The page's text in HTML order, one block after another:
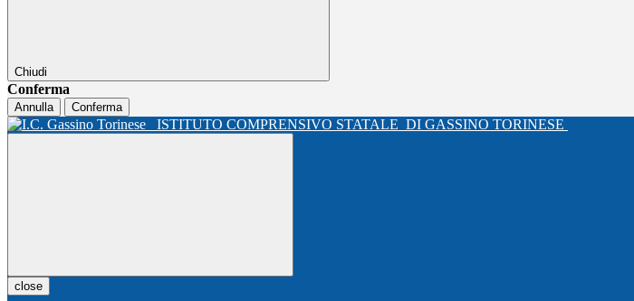
Chiudi
Conferma
Annulla Conferma
ISTITUTO COMPRENSIVO STATALE DI GASSINO TORINESE
close